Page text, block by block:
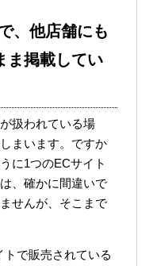
、他店舗にも
ま掲載してい
扱われている場
まいます。ですか
に1つのECサイト
、確かに間違いで
せんが、そこまで
で販売されている